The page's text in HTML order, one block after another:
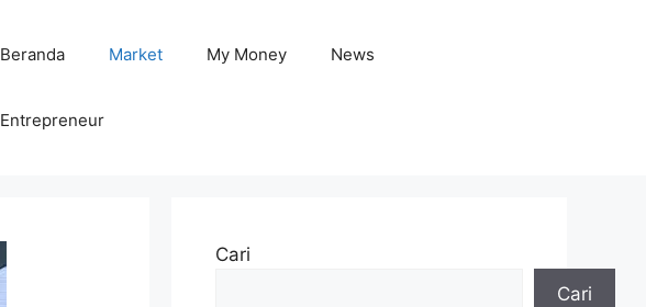
Beranda Market My Money News
Entrepreneur
Cari
Cari